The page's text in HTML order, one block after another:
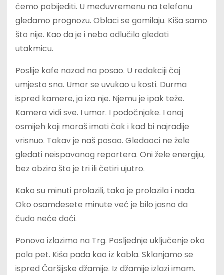
ćemo pobijediti. U međuvremenu na telefonu
gledamo prognozu. Oblaci se gomilaju. Kiša samo
što nije. Kao da je i nebo odlučilo gledati
utakmicu.
Poslije kafe nazad na posao. U redakciji čaj
umjesto sna. Umor se uvukao u kosti. Durma
ispred kamere, ja iza nje. Njemu je ipak teže.
Kamera vidi sve. I umor. I podočnjake. I onaj
osmijeh koji moraš imati čak i kad bi najradije
vrisnuo. Takav je naš posao. Gledaoci ne žele
gledati neispavanog reportera. Oni žele energiju,
bez obzira što je tri ili četiri ujutro.
Kako su minuti prolazili, tako je prolazila i nada.
Oko osamdesete minute već je bilo jasno da
čudo neće doći.
Ponovo izlazimo na Trg. Posljednje uključenje oko
pola pet. Kiša pada kao iz kabla. Sklanjamo se
ispred Čaršijske džamije. Iz džamije izlazi imam.